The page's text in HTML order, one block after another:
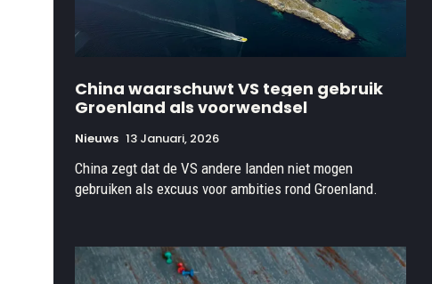
China waarschuwt VS tegen gebruik
Groenland als voorwendsel
Nieuws 13 Januari, 2026
China zegt dat de VS andere landen niet mogen
gebruiken als excuus voor ambities rond Groenland.